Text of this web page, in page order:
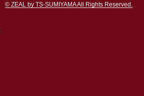
© ZEAL by TS-SUMIYAMA All Rights Reserved.
;